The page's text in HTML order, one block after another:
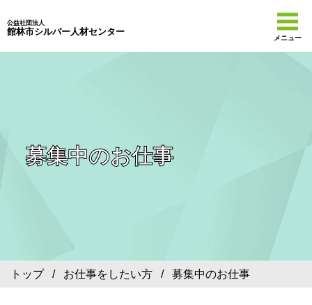
公益社団法人
館林市シルバー人材センター
メニュー
募集中のお仕事
トップ/ お仕事をしたい方 / 募集中のお仕事